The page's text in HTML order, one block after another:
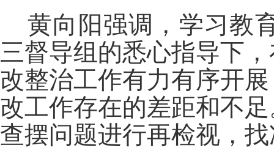
黄向阳强调，学习教
三督导组的悉心指导下
改整治工作有力有序开
改工作存在的差距和不
查摆问题进行再检视，